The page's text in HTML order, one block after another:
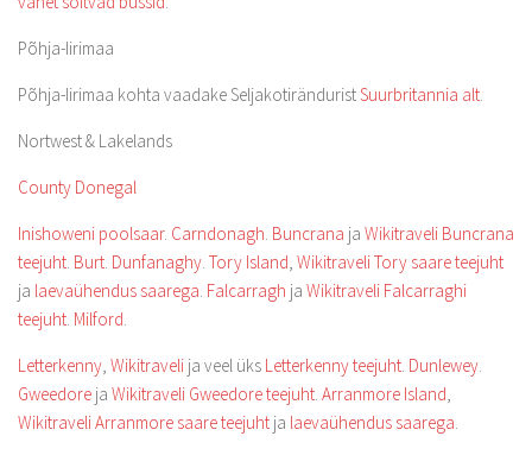
Põhja-Iirimaa
Põhja-Iirimaa kohta vaadake SeljakotiränduristSuurbritannia alt.
Nortwest & Lakelands
County Donegal
Inishoweni poolsaar. Carndonagh. Buncrana ja Wikitraveli Buncrana
teejuht. Burt. Dunfanaghy. Tory Island, Wikitraveli Tory saare teejuht
ja laevaühendus saarega. Falcarragh ja Wikitraveli Falcarraghi
teejuht. Milford.
Letterkenny, Wikitraveli ja veel üks Letterkenny teejuht. Dunlewey.
Gweedore ja Wikitraveli Gweedore teejuht. Arranmore Island,
Wikitraveli Arranmore saare teejuht ja laevaühendus saarega.